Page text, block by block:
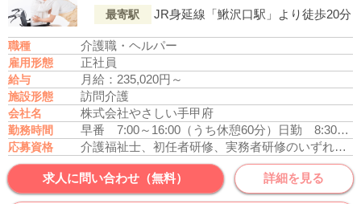
最寄駅 JR身延線「鰍沢口駅」より徒歩20分
職種 介護職・ヘルパー
雇用形態 正社員
給与 月給：235,020円～
施設形態 訪問介護
会社名 株式会社やさしい手甲府
勤務時間 早番 7:00～16:00（うち休憩60分） 日勤 8:30～17:30（うち休憩60分）
応募資格 介護福祉士、初任者研修、実務者研修のいずれかの資格をお持ちの方
求人に問い合わせ（無料） 詳細を見る